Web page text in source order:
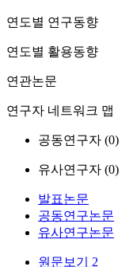
연도별 연구동향
연도별 활용동향
연관논문
연구자 네트워크 맵
공동연구자 (0)
유사연구자 (0)
발표논문
공동연구논문
유사연구논문
원문보기 2